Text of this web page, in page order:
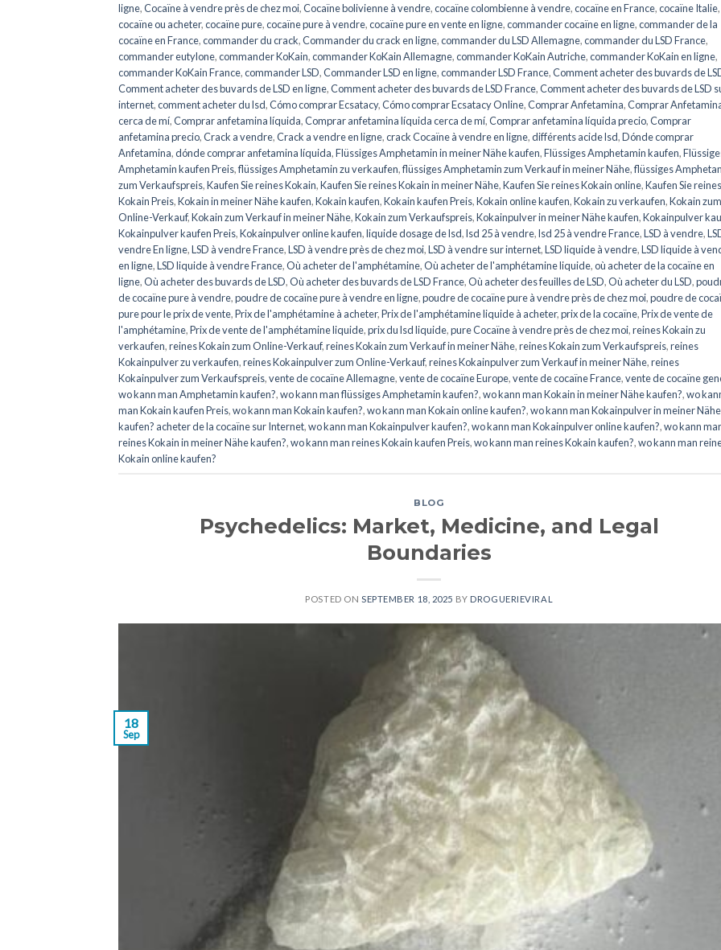
ligne,Cocaïne à vendre près de chez moi,Cocaïne bolivienne à vendre,cocaïne colombienne à vendre,cocaïne en France,cocaïne Italie,
cocaïne ou acheter,cocaïne pure,cocaïne pure à vendre,cocaïne pure en vente en ligne,commander cocaïne en ligne,commander de la
cocaïne en France,commander du crack,Commander du crack en ligne,commander du LSD Allemagne,commander du LSD France,
commander eutylone,commander KoKain,commander KoKain Allemagne,commander KoKain Autriche,commander KoKain en ligne,
commander KoKain France,commander LSD,Commander LSD en ligne,commander LSD France,Comment acheter des buvards de
Comment acheter des buvards de LSD en ligne,Comment acheter des buvards de LSD France,Comment acheter des buvards de LSD
internet,comment acheter du lsd,Cómo comprar Ecsatacy,Cómo comprar Ecsatacy Online,Comprar Anfetamina,Comprar
cerca de mí,Comprar anfetamina líquida,Comprar anfetamina líquida cerca de mí,Comprar anfetamina líquida precio,Comprar
anfetamina precio,Crack a vendre,Crack a vendre en ligne,crack Cocaïne à vendre en ligne,différents acide lsd,Dónde comprar
Anfetamina,dónde comprar anfetamina líquida,Flüssiges Amphetamin in meiner Nähe kaufen,Flüssiges Amphetamin kaufen,
Amphetamin kaufen Preis,flüssiges Amphetamin zu verkaufen,flüssiges Amphetamin zum Verkauf in meiner Nähe,flüssiges
zum Verkaufspreis,Kaufen Sie reines Kokain,Kaufen Sie reines Kokain in meiner Nähe,Kaufen Sie reines Kokain online,Kaufen Sie reines
Kokain Preis,Kokain in meiner Nähe kaufen,Kokain kaufen,Kokain kaufen Preis,Kokain online kaufen,Kokain zu verkaufen,Kokain zum
Online-Verkauf,Kokain zum Verkauf in meiner Nähe,Kokain zum Verkaufspreis,Kokainpulver in meiner Nähe kaufen,Kokainpulver
Kokainpulver kaufen Preis,Kokainpulver online kaufen,liquide dosage de lsd,lsd 25 à vendre,lsd 25 à vendre France,LSD à vendre,
vendre En ligne,LSD à vendre France,LSD à vendre près de chez moi,LSD à vendre sur internet,LSD liquide à vendre,LSD liquide à
en ligne,LSD liquide à vendre France,Où acheter de l'amphétamine,Où acheter de l'amphétamine liquide,où acheter de la cocaïne en
ligne,Où acheter des buvards de LSD,Où acheter des buvards de LSD France,Où acheter des feuilles de LSD,Où acheter du LSD,
de cocaïne pure à vendre,poudre de cocaïne pure à vendre en ligne,poudre de cocaïne pure à vendre près de chez moi,poudre de
pure pour le prix de vente,Prix de l'amphétamine à acheter,Prix de l'amphétamine liquide à acheter,prix de la cocaïne,Prix de vente de
l'amphétamine,Prix de vente de l'amphétamine liquide,prix du lsd liquide,pure Cocaïne à vendre près de chez moi,reines Kokain zu
verkaufen,reines Kokain zum Online-Verkauf,reines Kokain zum Verkauf in meiner Nähe,reines Kokain zum Verkaufspreis,reines
Kokainpulver zu verkaufen,reines Kokainpulver zum Online-Verkauf,reines Kokainpulver zum Verkauf in meiner Nähe,reines
Kokainpulver zum Verkaufspreis,vente de cocaïne Allemagne,vente de cocaïne Europe,vente de cocaïne France,vente de cocaïne
wo kann man Amphetamin kaufen?,wo kann man flüssiges Amphetamin kaufen?,wo kann man Kokain in meiner Nähe kaufen?,wo
man Kokain kaufen Preis,wo kann man Kokain kaufen?,wo kann man Kokain online kaufen?,wo kann man Kokainpulver in meiner Nähe
kaufen? acheter de la cocaïne sur Internet,wo kann man Kokainpulver kaufen?,wo kann man Kokainpulver online kaufen?,wo kann
reines Kokain in meiner Nähe kaufen?,wo kann man reines Kokain kaufen Preis,wo kann man reines Kokain kaufen?,wo kann man
Kokain online kaufen?
BLOG
Psychedelics: Market, Medicine, and Legal
Boundaries
POSTED ON SEPTEMBER 18, 2025 BY DROGUERIEVIRAL
18
Sep